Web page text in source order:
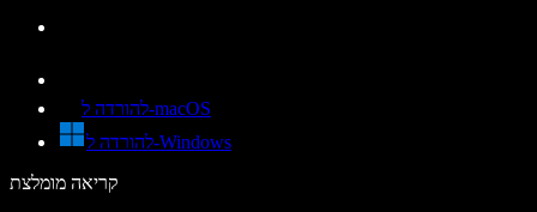
להורדה ל-macOS
להורדה ל-Windows
קריאה מומלצת